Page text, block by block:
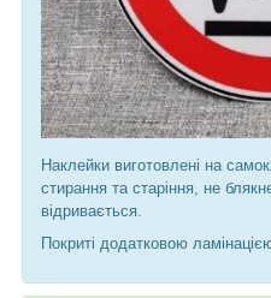
Наклейки виготовлені на
стирання та старіння, не
відривається.
Покриті додатковою